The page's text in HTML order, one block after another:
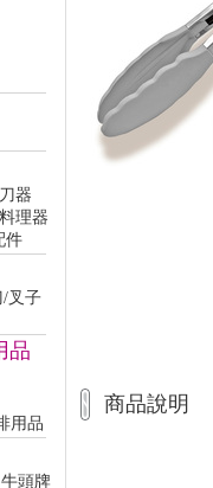
器
料理器
件
/叉子
品
用品
牛頭牌
商品說明